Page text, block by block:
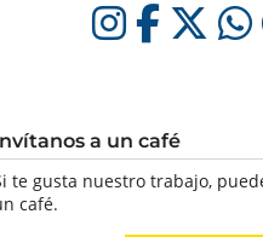
a un café
te gusta nuestro trabajo,
café.